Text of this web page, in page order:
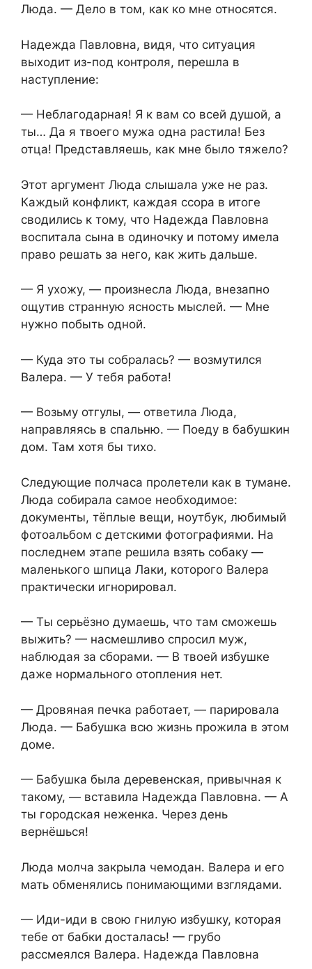
Люда. — Дело в том, как ко мне относятся.
Надежда Павловна, видя, что ситуация
выходит из-под контроля, перешла в
наступление:
— Неблагодарная! Я к вам со всей душой, а
ты… Да я твоего мужа одна растила! Без
отца! Представляешь, как мне было тяжело?
Этот аргумент Люда слышала уже не раз.
Каждый конфликт, каждая ссора в итоге
сводились к тому, что Надежда Павловна
воспитала сына в одиночку и потому имела
право решать за него, как жить дальше.
— Я ухожу, — произнесла Люда, внезапно
ощутив странную ясность мыслей. — Мне
нужно побыть одной.
— Куда это ты собралась? — возмутился
Валера. — У тебя работа!
— Возьму отгулы, — ответила Люда,
направляясь в спальню. — Поеду в бабушкин
дом. Там хотя бы тихо.
Следующие полчаса пролетели как в тумане.
Люда собирала самое необходимое:
документы, тёплые вещи, ноутбук, любимый
фотоальбом с детскими фотографиями. На
последнем этапе решила взять собаку —
маленького шпица Лаки, которого Валера
практически игнорировал.
— Ты серьёзно думаешь, что там сможешь
выжить? — насмешливо спросил муж,
наблюдая за сборами. — В твоей избушке
даже нормального отопления нет.
— Дровяная печка работает, — парировала
Люда. — Бабушка всю жизнь прожила в этом
доме.
— Бабушка была деревенская, привычная к
такому, — вставила Надежда Павловна. — А
ты городская неженка. Через день
вернёшься!
Люда молча закрыла чемодан. Валера и его
мать обменялись понимающими взглядами.
— Иди-иди в свою гнилую избушку, которая
тебе от бабки досталась! — грубо
рассмеялся Валера. Надежда Павловна